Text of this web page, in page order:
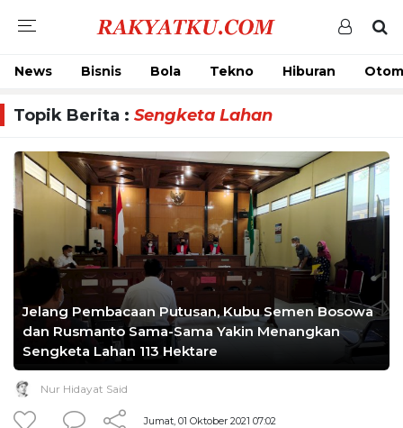
News Bisnis Bola Tekno Hiburan
Topik Berita : Sengketa Lahan
Jelang Pembacaan Putusan, Kubu Semen Bosowa
dan Rusmanto Sama-Sama Yakin Menangkan
Sengketa Lahan 113 Hektare
Nur Hidayat Said
Jumat, 01 Oktober 2021 07:02